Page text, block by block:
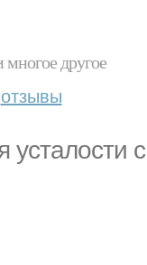
другое
отзывы
усталости